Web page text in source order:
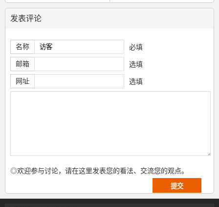
发表评论
名称 必填
邮箱 选填
网址 选填
◎欢迎参与讨论，请在这里发表您的看法、交流您的观点。